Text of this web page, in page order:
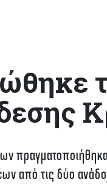
από τις δύο